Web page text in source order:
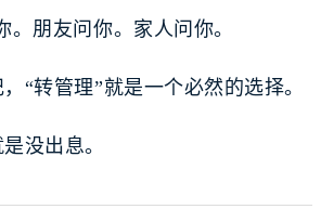
。朋友问你。家人问你。
“转管理”就是一个必然的选择。
没出息。